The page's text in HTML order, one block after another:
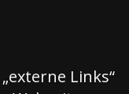
Links“